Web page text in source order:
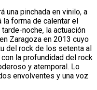
una pinchada en vinilo, a
la forma de calentar el
noche, la actuación
Zaragoza en 2013 cuyo
del rock de los setenta al
la profundidad del rock
y atemporal. Lo
envolventes y una voz